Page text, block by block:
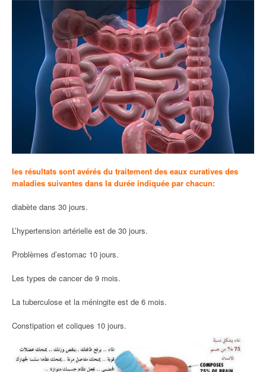
les résultats sont avérés du traitement des eaux curatives des
maladies suivantes dans la durée indiquée par chacun:
diabète dans 30 jours.
L’hypertension artérielle est de 30 jours.
Problèmes d’estomac 10 jours.
Les types de cancer de 9 mois.
La tuberculose et la méningite est de 6 mois.
Constipation et coliques 10 jours.